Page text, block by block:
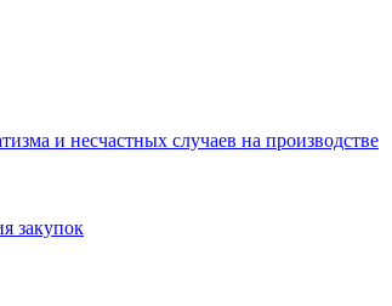
и несчастных случаев на производстве
закупок